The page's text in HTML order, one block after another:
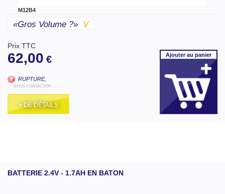
M12B4
«gros Volume ?» V
Prix TTC
62,00 €
RUPTURE,
NOUS CONTACTER
+ DE DÉTAILS
Ajouterau panier
BATTERIE 2.4V - 1.7AH EN BATON